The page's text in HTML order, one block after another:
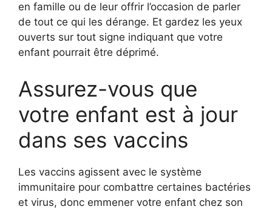
en famille ou de leur offrir l’occasion de parler
de tout ce qui les dérange. Et gardez les yeux
ouverts sur tout signe indiquant que votre
enfant pourrait être déprimé.
Assurez-vous que
votre enfant est à jour
dans ses vaccins
Les vaccins agissent avec le système
immunitaire pour combattre certaines bactéries
et virus, donc emmener votre enfant chez son